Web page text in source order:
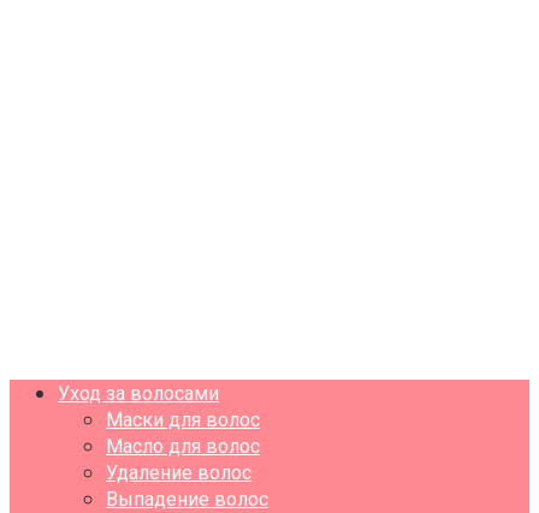
Уход за волосами
Маски для волос
Масло для волос
Удаление волос
Выпадение волос